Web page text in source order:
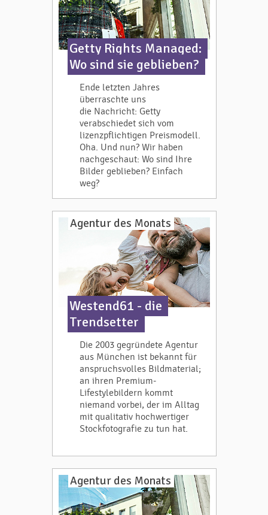
Getty Rights Managed:
Wo sind sie geblieben?
Ende letzten Jahres
überraschte uns
die Nachricht: Getty
verabschiedet sich vom
lizenzpflichtigen Preismodell.
Oha. Und nun? Wir haben
nachgeschaut: Wo sind Ihre
Bilder geblieben? Einfach
weg?
Agentur des Monats
Westend61 - die
Trendsetter
Die 2003 gegründete Agentur
aus München ist bekannt für
anspruchsvolles Bildmaterial;
an ihren Premium-
Lifestylebildern kommt
niemand vorbei, der im Alltag
mit qualitativ hochwertiger
Stockfotografie zu tun hat.
Agentur des Monats